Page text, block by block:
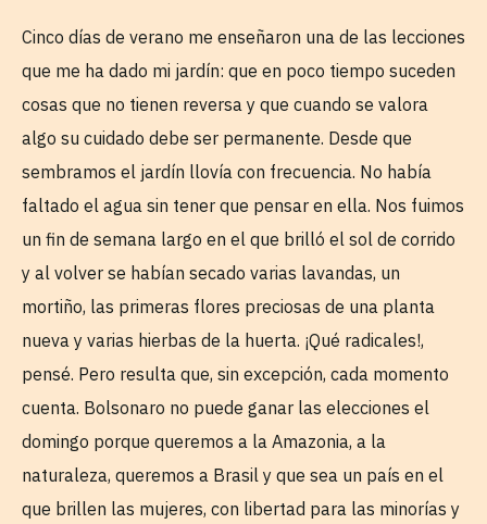
Cinco días de verano me enseñaron una de las lecciones
que me ha dado mi jardín: que en poco tiempo suceden
cosas que no tienen reversa y que cuando se valora
algo su cuidado debe ser permanente. Desde que
sembramos el jardín llovía con frecuencia. No había
faltado el agua sin tener que pensar en ella. Nos fuimos
un fin de semana largo en el que brilló el sol de corrido
y al volver se habían secado varias lavandas, un
mortiño, las primeras flores preciosas de una planta
nueva y varias hierbas de la huerta. ¡Qué radicales!,
pensé. Pero resulta que, sin excepción, cada momento
cuenta. Bolsonaro no puede ganar las elecciones el
domingo porque queremos a la Amazonia, a la
naturaleza, queremos a Brasil y que sea un país en el
que brillen las mujeres, con libertad para las minorías y